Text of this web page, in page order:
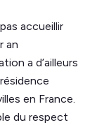
accueillir
an
a d’ailleurs
en France.
du respect